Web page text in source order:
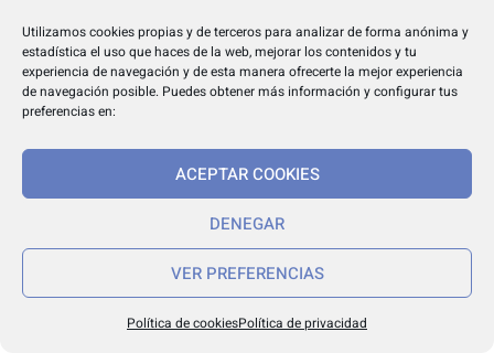
Utilizamos cookies propias y de terceros para analizar de forma anónima y
estadística el uso que haces de la web, mejorar los contenidos y tu
experiencia de navegación y de esta manera ofrecerte la mejor experiencia
de navegación posible. Puedes obtener más información y configurar tus
preferencias en:
ACEPTAR COOKIES
DENEGAR
VER PREFERENCIAS
Política de cookiesPolítica de privacidad
a) El deber de promover la práctica de los asientos
registrales en los casos previstos en la presente Ley.
b) El deber de instar la inscripción cuando ésta tenga
inscribibles conforme a lo previsto en la presente Ley.
d) El deber de presentar la documentación necesaria
cuando los datos correspondientes no obren en poder
de las Administraciones Públicas.
e) El deber de suministrar datos veraces y exactos en